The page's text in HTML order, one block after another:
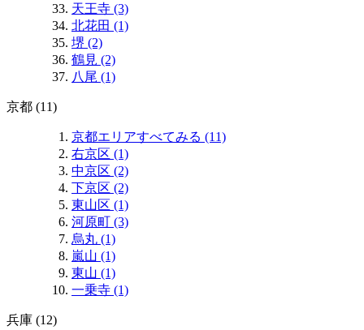
天王寺 (3)
北花田 (1)
堺 (2)
鶴見 (2)
八尾 (1)
京都 (11)
京都エリアすべてみる (11)
右京区 (1)
中京区 (2)
下京区 (2)
東山区 (1)
河原町 (3)
烏丸 (1)
嵐山 (1)
東山 (1)
一乗寺 (1)
兵庫 (12)